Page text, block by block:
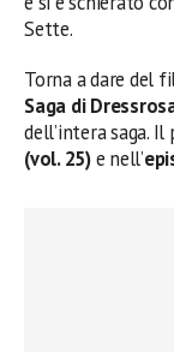
Sette.
Torna a dare del
Saga di
dell’intera saga.
(vol. 25)e nell’